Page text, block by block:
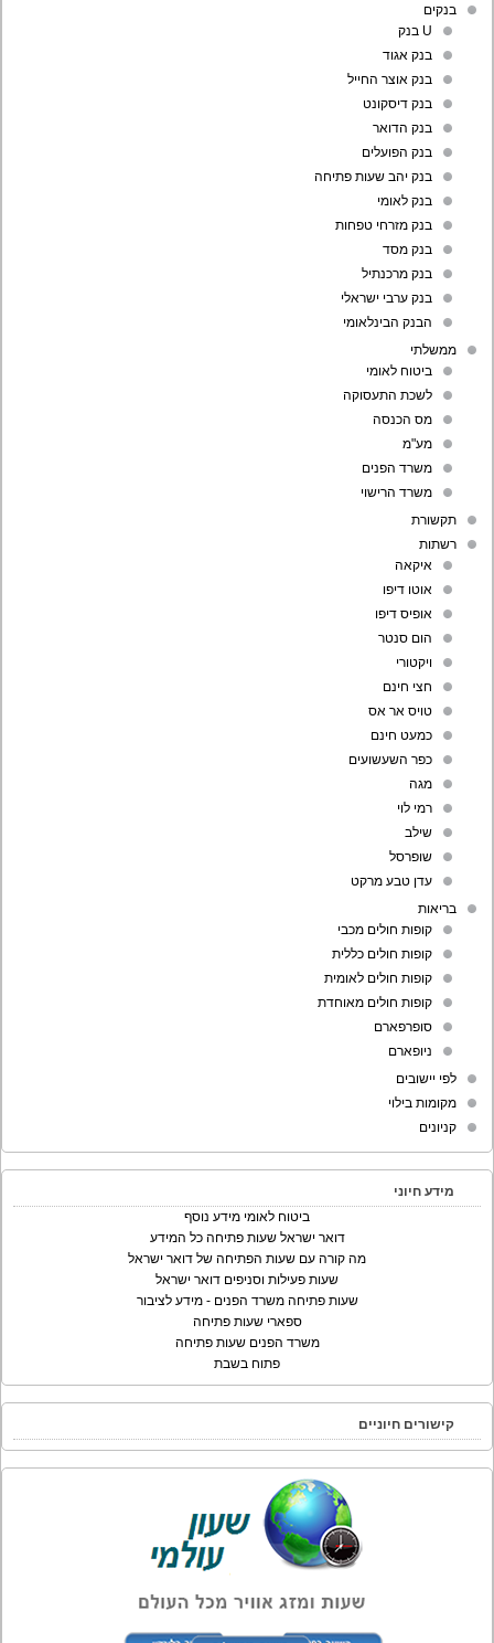
בנקים
U בנק
בנק אגוד
בנק אוצר החייל
בנק דיסקונט
בנק הדואר
בנק הפועלים
בנק יהב שעות פתיחה
בנק לאומי
בנק מזרחי טפחות
בנק מסד
בנק מרכנתיל
בנק ערבי ישראלי
הבנק הבינלאומי
ממשלתי
ביטוח לאומי
לשכת התעסוקה
מס הכנסה
מע"מ
משרד הפנים
משרד הרישוי
תקשורת
רשתות
איקאה
אוטו דיפו
אופיס דיפו
הום סנטר
ויקטורי
חצי חינם
טויס אר אס
כמעט חינם
כפר השעשועים
מגה
רמי לוי
שילב
שופרסל
עדן טבע מרקט
בריאות
קופות חולים מכבי
קופות חולים כללית
קופות חולים לאומית
קופות חולים מאוחדת
סופרפארם
ניופארם
לפי יישובים
מקומות בילוי
קניונים
מידע חיוני
ביטוח לאומי מידע נוסף
דואר ישראל שעות פתיחה כל המידע
מה קורה עם שעות הפתיחה של דואר ישראל
שעות פעילות וסניפים דואר ישראל
שעות פתיחה משרד הפנים - מידע לציבור
ספארי שעות פתיחה
משרד הפנים שעות פתיחה
פתוח בשבת
קישורים חיוניים